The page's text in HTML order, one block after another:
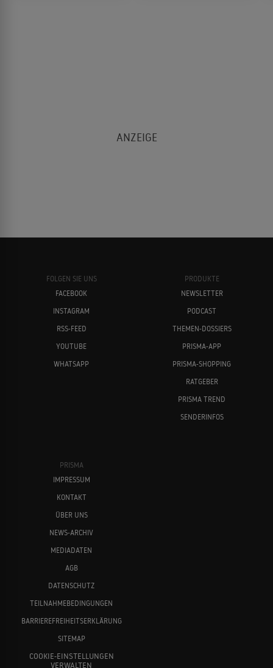
FOLGEN SIE UNS
FACEBOOK
INSTAGRAM
RSS-FEED
YOUTUBE
WHATSAPP
PRODUKTE
NEWSLETTER
PODCAST
THEMEN-DOSSIERS
PRISMA-APP
PRISMA-SHOPPING
RATGEBER
PRISMA TREND
SENDERINFOS
PRISMA
IMPRESSUM
KONTAKT
ÜBER UNS
NEWS-ARCHIV
MEDIADATEN
AGB
DATENSCHUTZ
TEILNAHMEBEDINGUNGEN
BARRIEREFREIHEITSERKLÄRUNG
SITEMAP
COOKIE-EINSTELLUNGEN
VERWALTEN